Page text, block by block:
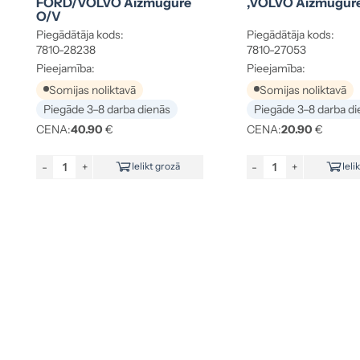
O/V
Piegādātāja kods:
7810-28238
Pieejamība:
Somijas noliktavā
Piegāde 3–8 darba dienās
CENA:40.90 €
- + Ielikt grozā
Piegādātāja kods:
7810-27053
Pieejamība:
Somijas noliktavā
Piegāde 3–8 darba
CENA:20.90 €
- +